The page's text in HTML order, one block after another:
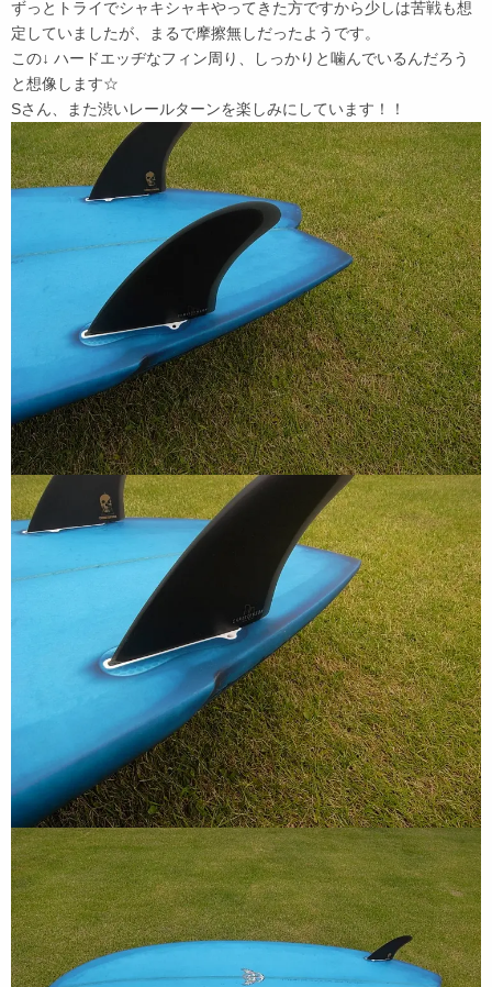
ずっとトライでシャキシャキやってきた方ですから少しは苦戦も想
定していましたが、まるで摩擦無しだったようです。
この↓ ハードエッヂなフィン周り、しっかりと噛んでいるんだろう
と想像します☆
Sさん、また渋いレールターンを楽しみにしています！！